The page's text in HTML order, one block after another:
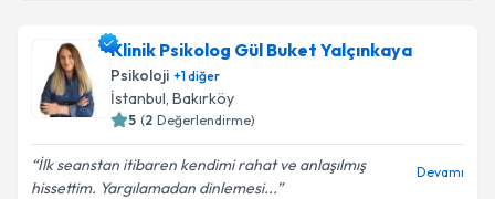
Klinik Psikolog Gül Buket Yalçınkaya
Psikoloji +1diğer
İstanbul, Bakırköy
5 (2 Değerlendirme)
İlk seanstan itibaren kendimi rahat ve anlaşılmış
hissettim. Yargılamadan dinlemesi...
Devamı